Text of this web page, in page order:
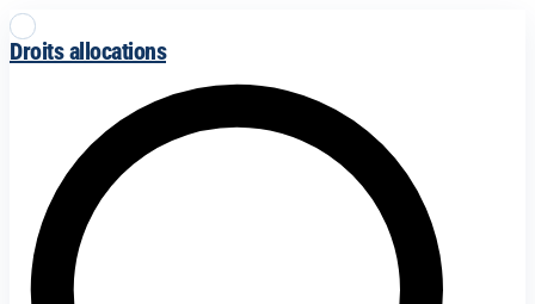
Droits allocations